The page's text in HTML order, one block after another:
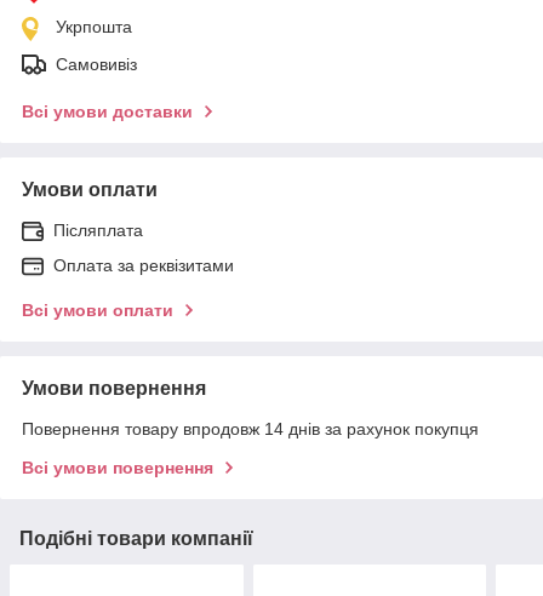
Укрпошта
Самовивіз
Всі умови доставки
Умови оплати
Післяплата
Оплата за реквізитами
Всі умови оплати
Умови повернення
Повернення товару впродовж 14 днів за рахунок покупця
Всі умови повернення
Подібні товари компанії